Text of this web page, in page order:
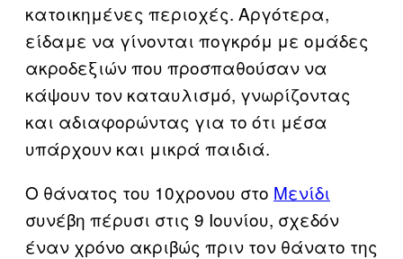
κατοικημένες περιοχές. Αργότερα,
είδαμε να γίνονται πογκρόμ με ομάδες
ακροδεξιών που προσπαθούσαν να
κάψουν τον καταυλισμό, γνωρίζοντας
και αδιαφορώντας για το ότι μέσα
υπάρχουν και μικρά παιδιά.
Ο θάνατος του 10χρονου στο Μενίδι
συνέβη πέρυσι στις 9 Ιουνίου, σχεδόν
έναν χρόνο ακριβώς πριν τον θάνατο της